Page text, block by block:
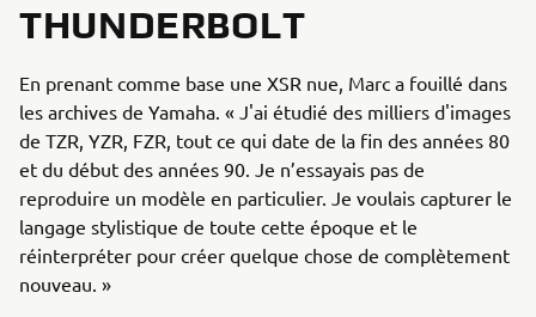
THUNDERBOLT
En prenant comme base une XSR nue, Marc a fouillé dans
les archives de Yamaha. « J'ai étudié des milliers d'images
de TZR, YZR, FZR, tout ce qui date de la fin des années 80
et du début des années 90. Je n’essayais pas de
reproduire un modèle en particulier. Je voulais capturer le
langage stylistique de toute cette époque et le
réinterpréter pour créer quelque chose de complètement
nouveau. »